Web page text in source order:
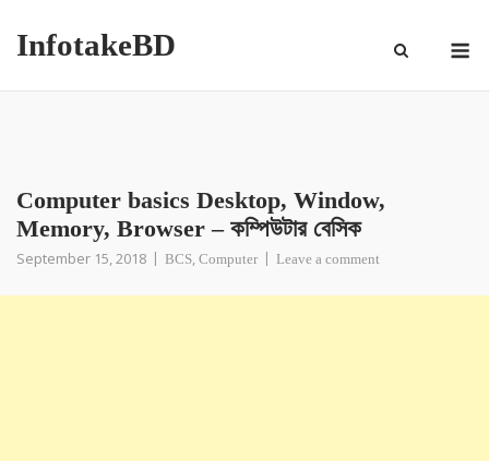
InfotakeBD
Computer basics Desktop, Window,
Memory, Browser – কম্পিউটার বেসিক
September 15, 2018 BCS Computer Leave a comment